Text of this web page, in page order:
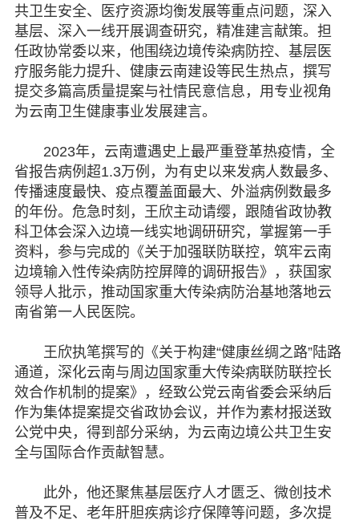
共卫生安全、医疗资源均衡发展等重点问题，深入
基层、深入一线开展调查研究，精准建言献策。担
任政协常委以来，他围绕边境传染病防控、基层医
疗服务能力提升、健康云南建设等民生热点，撰写
提交多篇高质量提案与社情民意信息，用专业视角
为云南卫生健康事业发展建言。
2023年，云南遭遇史上最严重登革热疫情，全
省报告病例超1.3万例，为有史以来发病人数最多、
传播速度最快、疫点覆盖面最大、外溢病例数最多
的年份。危急时刻，王欣主动请缨，跟随省政协教
科卫体会深入边境一线实地调研研究，掌握第一手
资料，参与完成的《关于加强联防联控，筑牢云南
边境输入性传染病防控屏障的调研报告》，获国家
领导人批示，推动国家重大传染病防治基地落地云
南省第一人民医院。
王欣执笔撰写的《关于构建“健康丝绸之路”陆路
通道，深化云南与周边国家重大传染病联防联控长
效合作机制的提案》，经致公党云南省委会采纳后
作为集体提案提交省政协会议，并作为素材报送致
公党中央，得到部分采纳，为云南边境公共卫生安
全与国际合作贡献智慧。
此外，他还聚焦基层医疗人才匮乏、微创技术
普及不足、老年肝胆疾病诊疗保障等问题，多次提